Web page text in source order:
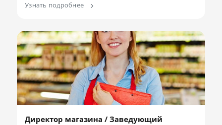
Узнать подробнее
Директор магазина / Заведующий